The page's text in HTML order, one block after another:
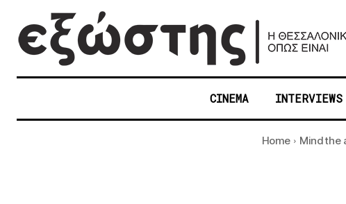
CINEMA INTERVIEWS
Home Mind the